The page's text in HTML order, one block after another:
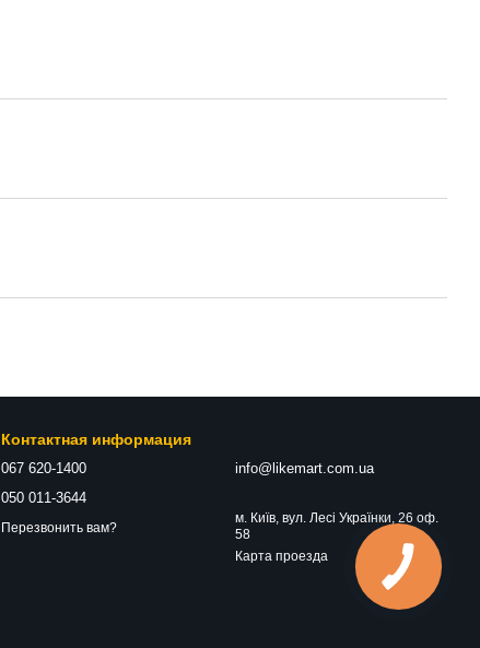
Контактная информация
067 620-1400
050 011-3644
Перезвонить вам?
info@likemart.com.ua
м. Київ, вул. Лесі Українки, 26 оф.
58
Карта проезда